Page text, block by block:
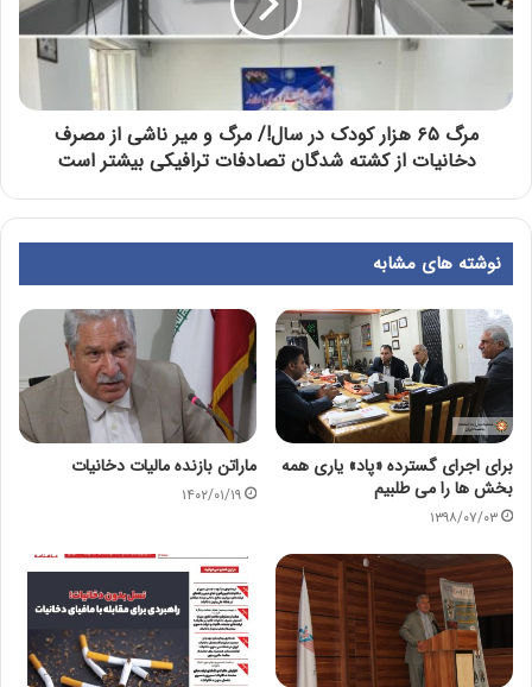
مرگ ۶۵ هزار کودک در سال!/ مرگ و میر ناشی از مصرف
دخانیات از کشته شدگان تصادفات ترافیکی بیشتر است
نوشته های مشابه
برای اجرای گسترده «پاد» یاری همه
بخش ها را می طلبیم
۱۳۹۸/۰۷/۰۳
ماراتن بازنده مالیات دخانیات
۱۴۰۲/۰۱/۱۹